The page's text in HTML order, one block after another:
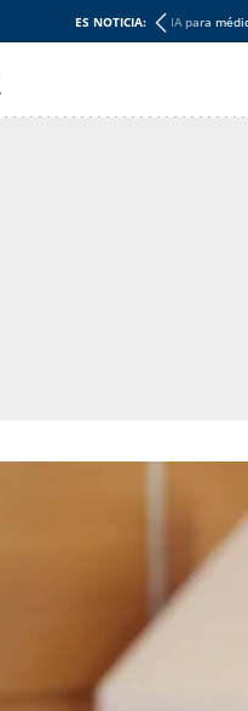
ES NOTICIA: IA para